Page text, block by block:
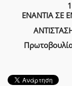
ΕΝΑΝΤΙΑ